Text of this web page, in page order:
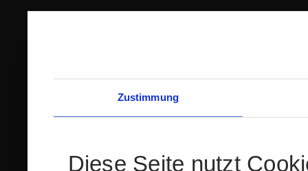
Zustimmung
Diese Seite nutzt